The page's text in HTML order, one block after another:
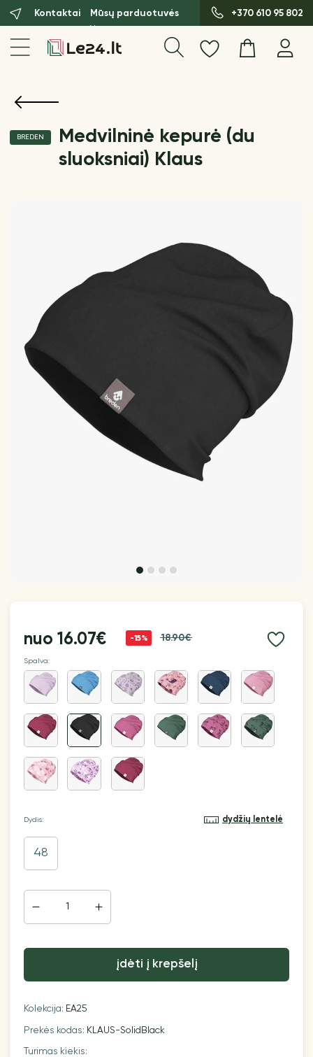
Kontaktai Mūsų parduotuvės +370 610 95 802
BREDEN
Medvilninė kepurė (du
sluoksniai) Klaus
nuo16.07€ -15% 18.90€
Spalva:
Dydis: dydžių lentelė
48
įdėti į krepšelį
Kolekcija: EA25
Prekės kodas: KLAUS-SolidBlack
Turimas kiekis: